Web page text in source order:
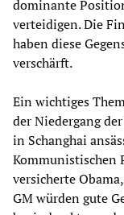
dominante
verteidigen. Die
haben diese
verschärft.
Ein wichtiges
der Niedergang
in Schanghai
Kommunistischen
versicherte
GM würden gute